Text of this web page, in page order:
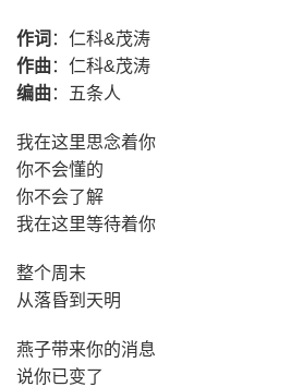
作词 ：仁科&茂涛
作曲：仁科&茂涛
编曲：五条人
我在这里思念着你
你不会懂的
你不会了解
我在这里等待着你
整个周末
从落昏到天明
燕子带来你的消息
说你已变了